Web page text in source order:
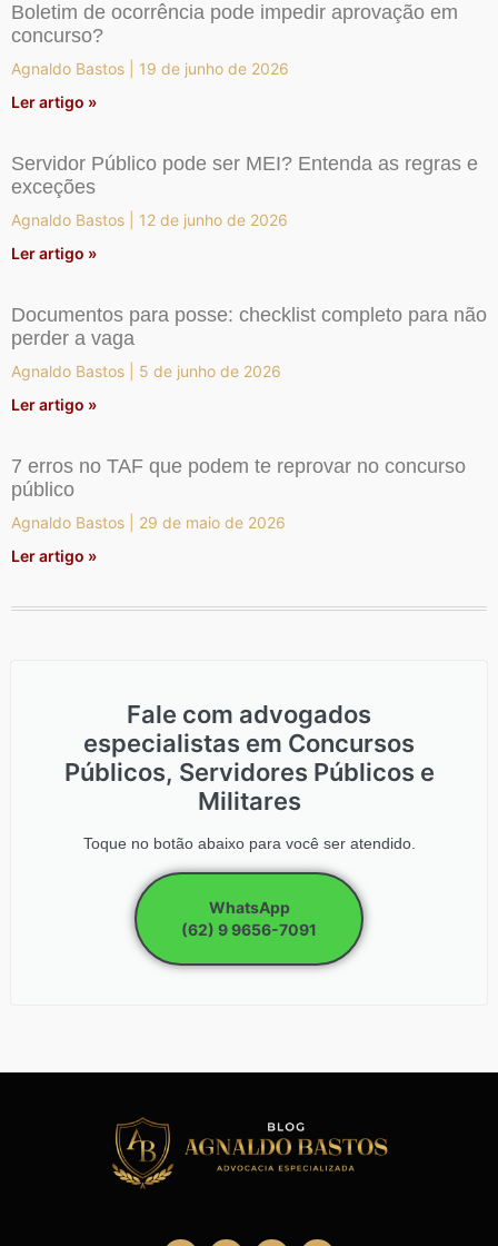
Boletim de ocorrência pode impedir aprovação em
concurso?
Agnaldo Bastos
19 de junho de 2026
Ler artigo »
Servidor Público pode ser MEI? Entenda as regras e
exceções
Agnaldo Bastos
12 de junho de 2026
Ler artigo »
Documentos para posse: checklist completo para não
perder a vaga
Agnaldo Bastos
5 de junho de 2026
Ler artigo »
7 erros no TAF que podem te reprovar no concurso
público
Agnaldo Bastos
29 de maio de 2026
Ler artigo »
Fale com advogados
especialistas em Concursos
Públicos, Servidores Públicos e
Militares
Toque no botão abaixo para você ser atendido.
WhatsApp
(62) 9 9656-7091